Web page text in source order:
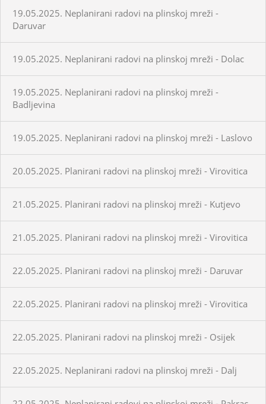
19.05.2025. Neplanirani radovi na plinskoj mreži -
Daruvar
19.05.2025. Neplanirani radovi na plinskoj mreži - Dolac
19.05.2025. Neplanirani radovi na plinskoj mreži -
Badljevina
19.05.2025. Neplanirani radovi na plinskoj mreži - Laslovo
20.05.2025. Planirani radovi na plinskoj mreži - Virovitica
21.05.2025. Planirani radovi na plinskoj mreži - Kutjevo
21.05.2025. Planirani radovi na plinskoj mreži - Virovitica
22.05.2025. Planirani radovi na plinskoj mreži - Daruvar
22.05.2025. Planirani radovi na plinskoj mreži - Virovitica
22.05.2025. Planirani radovi na plinskoj mreži - Osijek
22.05.2025. Neplanirani radovi na plinskoj mreži - Dalj